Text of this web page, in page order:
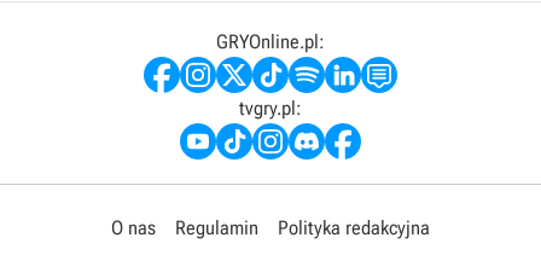
GRYOnline.pl:
tvgry.pl:
O nas Regulamin
Polityka redakcyjna